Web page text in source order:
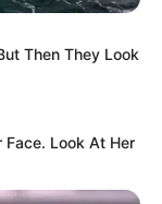
Then They Look
Face. Look At Her